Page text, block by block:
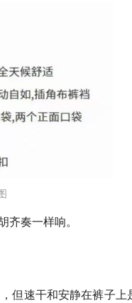
奏一样响。
但速干和安静在裤子上